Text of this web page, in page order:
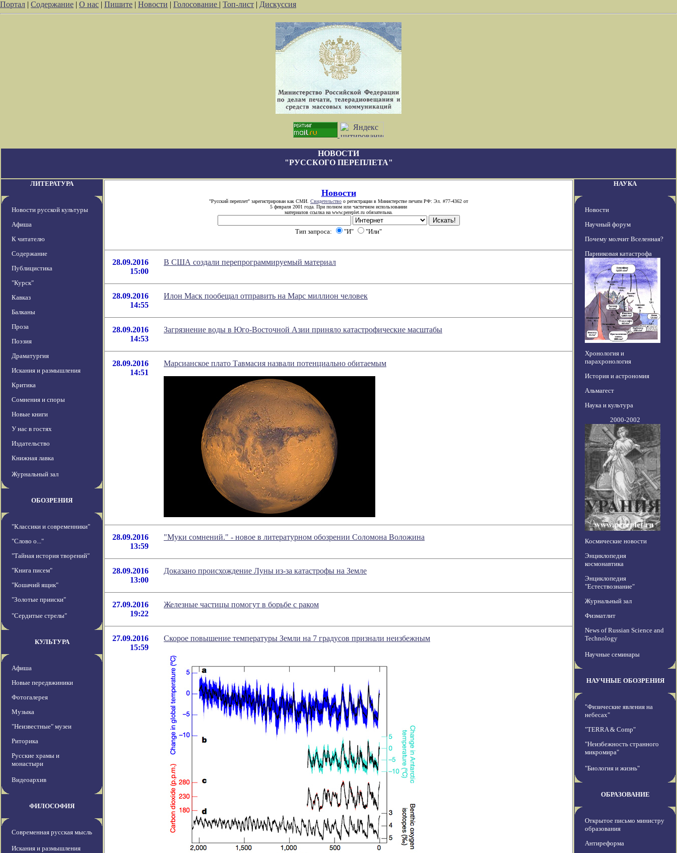
Портал | Содержание | О нас | Пишите | Новости | Голосование | Топ-лист | Дискуссия
НОВОСТИ
"РУССКОГО ПЕРЕПЛЕТА"
ЛИТЕРАТУРА
Новости русской культуры
Афиша
К читателю
Содержание
Публицистика
"Курск"
Кавказ
Балканы
Проза
Поэзия
Драматургия
Искания и размышления
Критика
Сомнения и споры
Новые книги
У нас в гостях
Издательство
Книжная лавка
Журнальный зал
ОБОЗРЕНИЯ
"Классики и современники"
"Слово о..."
"Тайная история творений"
"Книга писем"
"Кошачий ящик"
"Золотые прииски"
"Сердитые стрелы"
КУЛЬТУРА
Афиша
Новые передвжиники
Фотогалерея
Музыка
"Неизвестные" музеи
Риторика
Русские храмы и
монастыри
Видеоархив
ФИЛОСОФИЯ
Современная русская мысль
Искания и размышления
Новости
"Русский переплет" зарегистрирован как СМИ. Свидетельство о регистрации в Министерстве печати РФ: Эл. #77-4362 от
5 февраля 2001 года. При полном или частичном использовании
материалов ссылка на www.pereplet.ru обязательна.
Тип запроса: "И" "Или"
28.09.2016
15:00
В США создали перепрограммируемый материал
28.09.2016
14:55
Илон Маск пообещал отправить на Марс миллион человек
28.09.2016
14:53
Загрязнение воды в Юго-Восточной Азии приняло катастрофические масштабы
28.09.2016
14:51
Марсианское плато Тавмасия назвали потенциально обитаемым
28.09.2016
13:59
"Муки сомнений." - новое в литературном обозрении Соломона Воложина
28.09.2016
13:00
Доказано происхождение Луны из-за катастрофы на Земле
27.09.2016
19:22
Железные частицы помогут в борьбе с раком
27.09.2016
15:59
Скорое повышение температуры Земли на 7 градусов признали неизбежным
НАУКА
Новости
Научный форум
Почему молчит Вселенная?
Парниковая катастрофа
Хронология и
парахронология
История и астрономия
Альмагест
Наука и культура
2000-2002
Космические новости
Энциклопедия
космонавтика
Энциклопедия
"Естествознание"
Журнальный зал
Физматлит
News of Russian Science and
Technology
Научные семинары
НАУЧНЫЕ ОБОЗРЕНИЯ
"Физические явления на
небесах"
"TERRA & Comp"
"Неизбежность странного
микромира"
"Биология и жизнь"
ОБРАЗОВАНИЕ
Открытое письмо министру
образования
Антиреформа